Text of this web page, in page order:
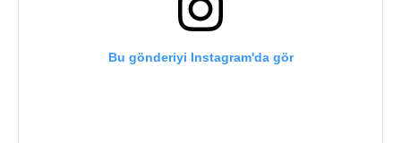
Bu gönderiyi Instagram'da gör